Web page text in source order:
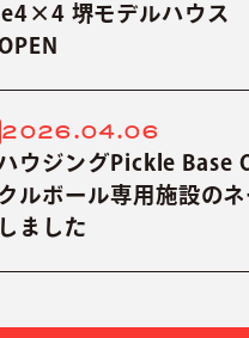
堺モデルハウス
2026.04.06
ハウジングPickle Base
ルボール専用施設のネ
ました